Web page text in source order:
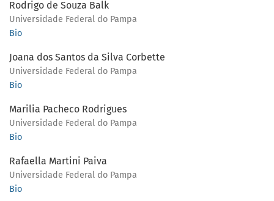
Rodrigo de Souza Balk
Universidade Federal do Pampa
Bio
Joana dos Santos da Silva Corbette
Universidade Federal do Pampa
Bio
Marilia Pacheco Rodrigues
Universidade Federal do Pampa
Bio
Rafaella Martini Paiva
Universidade Federal do Pampa
Bio